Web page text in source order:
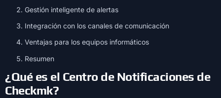
Gestión inteligente de alertas
Integración con los canales de comunicación
Ventajas para los equipos informáticos
Resumen
¿Qué es el Centro de Notificaciones de
Checkmk?